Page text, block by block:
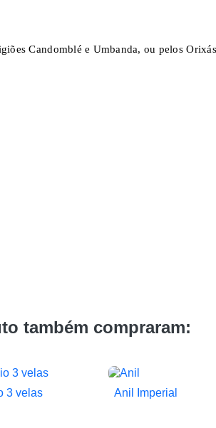
Candomblé e Umbanda, ou pelos
também compraram:
rápida
3 velas

Anil Imperial